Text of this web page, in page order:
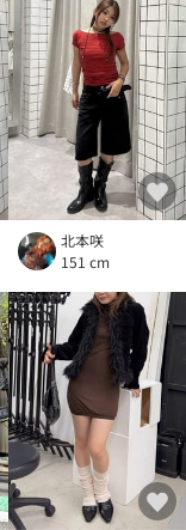
北本咲
151 cm